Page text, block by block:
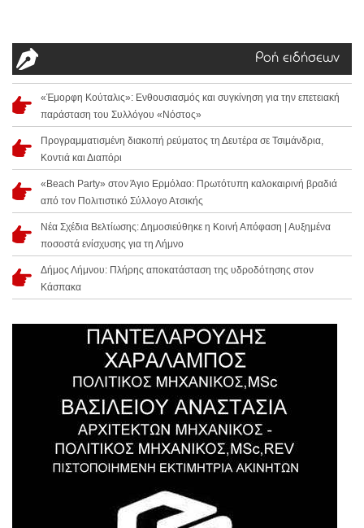
Ροή ειδήσεων
«Έμορφη Κούταλις»: Ενθουσιασμός και συγκίνηση για την επετειακή
παράσταση του Συλλόγου «Νόστος»
Προγραμματισμένη διακοπή ρεύματος τη Δευτέρα σε Τσιμάνδρια,
Κοντιά και Διαπόρι
«Beach Party» στον Άγιο Ερμόλαο: Πρωτότυπη καλοκαιρινή βραδιά
από τον Πολιτιστικό Σύλλογο Ατσικής
Νέα Σχέδια Βελτίωσης: Δημοσιεύθηκε η Κοινή Απόφαση | Αυξημένα
ποσοστά ενίσχυσης για τη Λήμνο
Δήμος Λήμνου: Πλήρης αποκατάσταση της υδροδότησης στον
Κάσπακα